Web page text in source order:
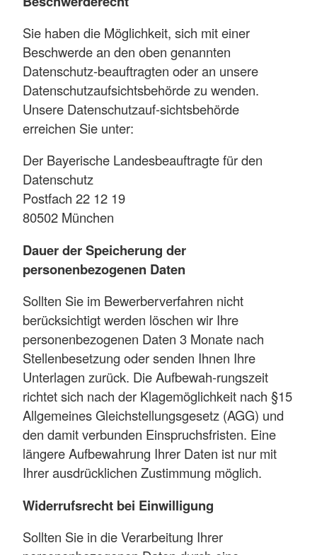
Sie haben die Möglichkeit, sich mit einer
Beschwerde an den oben genannten
Datenschutz-beauftragten oder an unsere
Datenschutzaufsichtsbehörde zu wenden.
Unsere Datenschutzauf-sichtsbehörde
erreichen Sie unter:
Der Bayerische Landesbeauftragte für den
Datenschutz
Postfach 22 12 19
80502 München
Dauer der Speicherung der
personenbezogenen Daten
Sollten Sie im Bewerberverfahren nicht
berücksichtigt werden löschen wir Ihre
personenbezogenen Daten 3 Monate nach
Stellenbesetzung oder senden Ihnen Ihre
Unterlagen zurück. Die Aufbewah-rungszeit
richtet sich nach der Klagemöglichkeit nach §15
Allgemeines Gleichstellungsgesetz (AGG) und
den damit verbunden Einspruchsfristen. Eine
längere Aufbewahrung Ihrer Daten ist nur mit
Ihrer ausdrücklichen Zustimmung möglich.
Widerrufsrecht bei Einwilligung
Sollten Sie in die Verarbeitung Ihrer